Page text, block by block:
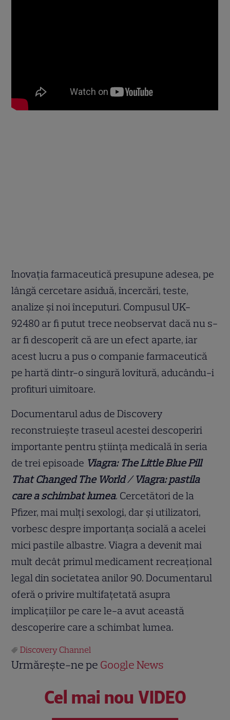
Inovația farmaceutică presupune adesea, pe
lângă cercetare asiduă, încercări, teste,
analize și noi începuturi. Compusul UK-
92480 ar fi putut trece neobservat dacă nu s-
ar fi descoperit că are un efect aparte, iar
acest lucru a pus o companie farmaceutică
pe hartă dintr-o singură lovitură, aducându-i
profituri uimitoare.
Documentarul adus de Discovery
reconstruiește traseul acestei descoperiri
importante pentru știința medicală în seria
de trei episoade Viagra: The Little Blue Pill
That Changed The World / Viagra: pastila
care a schimbat lumea. Cercetători de la
Pfizer, mai mulți sexologi, dar și utilizatori,
vorbesc despre importanța socială a acelei
mici pastile albastre. Viagra a devenit mai
mult decât primul medicament recreațional
legal din societatea anilor 90. Documentarul
oferă o privire multifațetată asupra
implicațiilor pe care le-a avut această
descoperire care a schimbat lumea.
Discovery Channel
Urmărește-ne pe Google News
Cel mai nou VIDEO